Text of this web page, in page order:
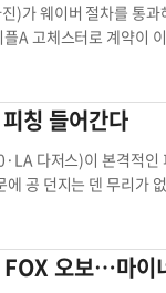
에 따라 황재균의 생존
버 절차를 통과해 마이너리
다"고 밝혔다. 현재 플로리다에서 개인 훈
병호를 영입할 수 있었
남은 계약기간과 잔여 연봉이 부
약했다. 한편 미네소타는 페드로 알바레스,애
칭 들어간다
돌입한다. 류현진의 재활을 수개월째 돕는 김
공 던지는 덴 무리가
데일의 캐멀백랜치에
끌어올렸지만 돌다리
대비했다. 2013년 메이저리그에 진출한 류현진
오보…마이